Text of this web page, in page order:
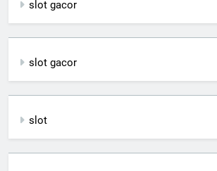
slot gacor
slot gacor
slot